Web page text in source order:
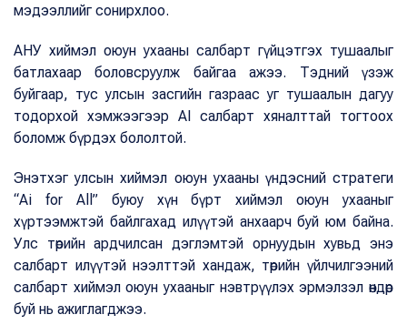
мэдээллийг сонирхлоо.
АНУ хиймэл оюун ухааны салбарт гүйцэтгэх тушаалыг
батлахаар боловсруулж байгаа ажээ. Тэдний үзэж
буйгаар, тус улсын засгийн газраас уг тушаалын дагуу
тодорхой хэмжээгээр AI салбарт хяналттай тогтоох
боломж бүрдэх бололтой.
Энэтхэг улсын хиймэл оюун ухааны үндэсний стратеги
“Ai for All” буюу хүн бүрт хиймэл оюун ухааныг
хүртээмжтэй байлгахад илүүтэй анхаарч буй юм байна.
Улс төрийн ардчилсан дэглэмтэй орнуудын хувьд энэ
салбарт илүүтэй нээлттэй хандаж, төрийн үйлчилгээний
салбарт хиймэл оюун ухааныг нэвтрүүлэх эрмэлзэл өндөр
буй нь ажиглагджээ.